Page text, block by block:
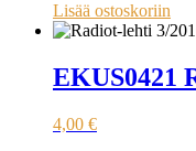
Lisää ostoskoriin
EKUS0421
4,00 €